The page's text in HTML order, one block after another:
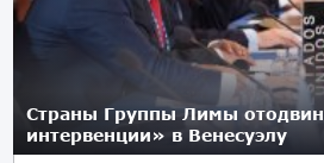
Страны Группы Лимы
интервенции» в Венесуэлу